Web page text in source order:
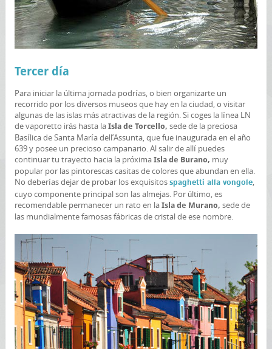
Tercer día
Para iniciar la última jornada podrías, o bien organizarte un
recorrido por los diversos museos que hay en la ciudad, o visitar
algunas de las islas más atractivas de la región. Si coges la línea LN
de vaporetto irás hasta la Isla de Torcello, sede de la preciosa
Basílica de Santa María dell’Assunta, que fue inaugurada en el año
639 y posee un precioso campanario. Al salir de allí puedes
continuar tu trayecto hacia la próxima Isla de Burano, muy
popular por las pintorescas casitas de colores que abundan en ella.
No deberías dejar de probar los exquisitosspaghetti alla vongole,
cuyo componente principal son las almejas. Por último, es
recomendable permanecer un rato en la Isla de Murano, sede de
las mundialmente famosas fábricas de cristal de ese nombre.